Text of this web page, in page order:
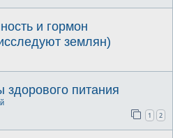
и гормон
землян)
здорового питания
1 2